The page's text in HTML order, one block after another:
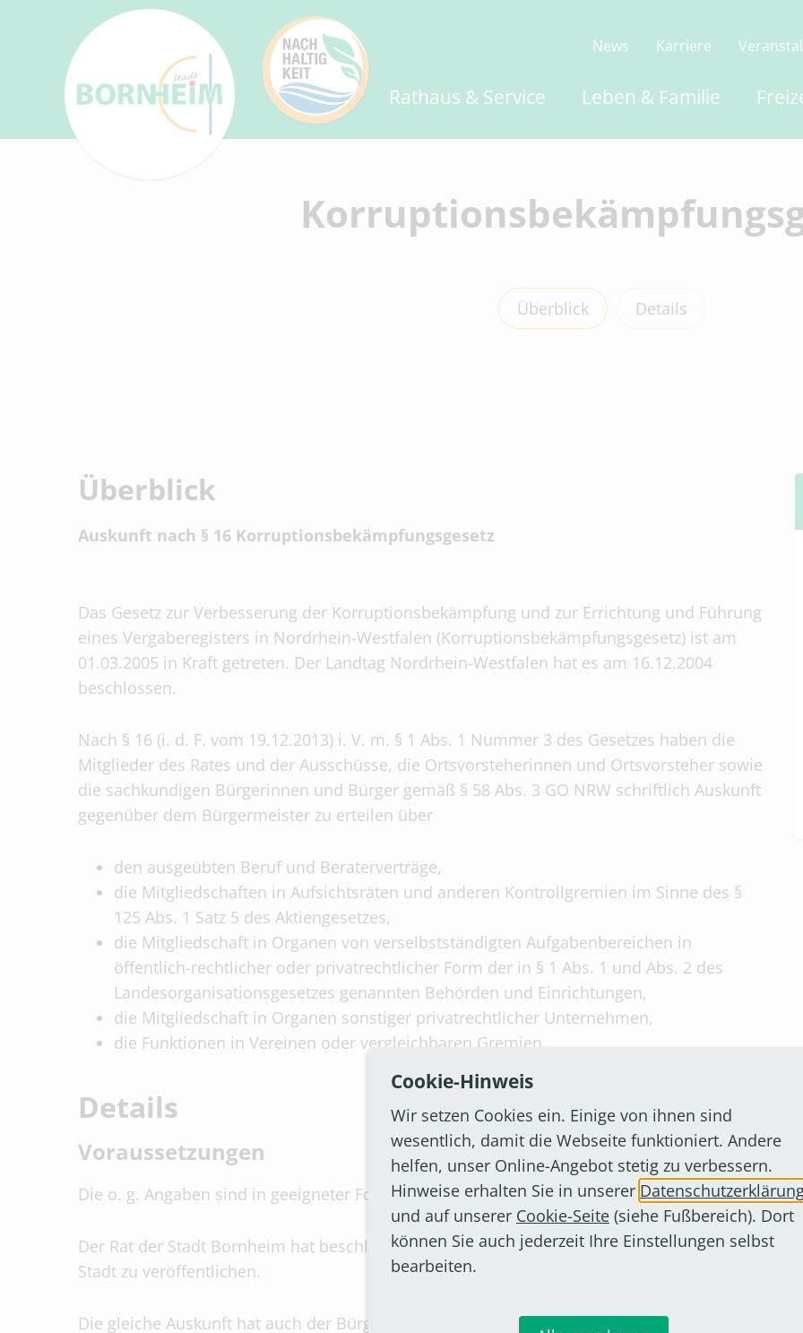
Rathaus & Service Leben & Familie
News Karriere
Überblick Details
Überblick
Auskunft nach § 16 Korruptionsbekämpfungsgesetz
Das Gesetz zur Verbesserung der Korruptionsbekämpfung und zur Errichtung und Führung
eines Vergaberegisters in Nordrhein-Westfalen (Korruptionsbekämpfungsgesetz) ist am
01.03.2005 in Kraft getreten. Der Landtag Nordrhein-Westfalen hat es am 16.12.2004
beschlossen.
Nach § 16 (i. d. F. vom 19.12.2013) i. V. m. § 1 Abs. 1 Nummer 3 des Gesetzes haben die
Mitglieder des Rates und der Ausschüsse, die Ortsvorsteherinnen und Ortsvorsteher sowie
die sachkundigen Bürgerinnen und Bürger gemäß § 58 Abs. 3 GO NRW schriftlich Auskunft
gegenüber dem Bürgermeister zu erteilen über
den ausgeübten Beruf und Beraterverträge,
die Mitgliedschaften in Aufsichtsräten und anderen Kontrollgremien im Sinne des §
125 Abs. 1 Satz 5 des Aktiengesetzes,
die Mitgliedschaft in Organen von verselbstständigten Aufgabenbereichen in
öffentlich-rechtlicher oder privatrechtlicher Form der in § 1 Abs. 1 und Abs. 2 des
Landesorganisationsgesetzes genannten Behörden und Einrichtungen,
die Mitgliedschaft in Organen sonstiger privatrechtlicher Unternehmen,
die Funktionen in Vereinen oder vergleichbaren Gremien.
Details
Voraussetzungen
Die o. g. Angaben sind in geeigneter Form jährlich zu veröffentlichen.
Der Rat der Stadt Bornheim hat beschlossen, die Auskünfte auf den Internet-Seiten der
Stadt zu veröffentlichen.
Die gleiche Auskunft hat auch der Bürgermeister gegenüber dem Leiter der
Cookie-Hinweis
Wir setzen Cookies ein. Einige von ihnen sind
wesentlich, damit die Webseite funktioniert. Andere
helfen, unser Online-Angebot stetig zu verbessern.
Hinweise erhalten Sie in unserer
und auf unserer Cookie-Seite (siehe Fußbereich). Dort
können Sie auch jederzeit Ihre Einstellungen selbst
bearbeiten.